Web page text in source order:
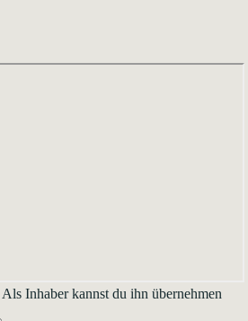
Als Inhaber kannst du ihn übernehmen